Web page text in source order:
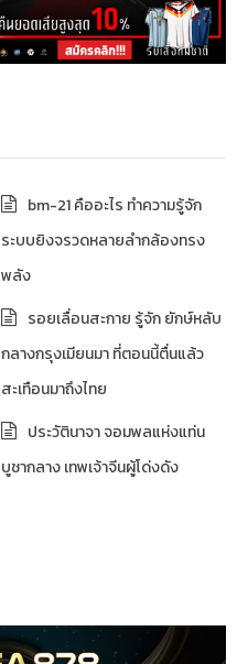
bm-21 คืออะไร ทำความรู้จัก
ระบบยิงจรวดหลายลำกล้องทรง
พลัง
รอยเลื่อนสะกาย รู้จัก ยักษ์หลับ
กลางกรุงเมียนมา ที่ตอนนี้ตื่นแล้ว
สะเทือนมาถึงไทย
ประวัตินาจา จอมพลแห่งแท่น
บูชากลาง เทพเจ้าจีนผู้โด่งดัง